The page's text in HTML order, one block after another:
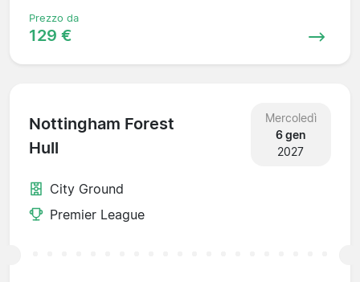
Prezzo da
129 €
Nottingham Forest
Hull
Mercoledì
6 gen
2027
City Ground
Premier League